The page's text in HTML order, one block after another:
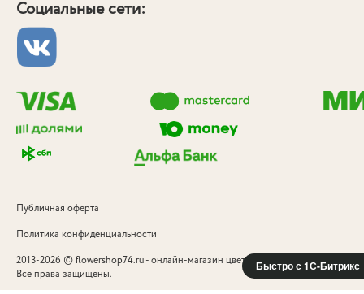
Социальные сети:
Публичная оферта
Политика конфиденциальности
2013-2026 © flowershop74.ru - онлайн-магазин цветов и подарков в
Все права защищены.
Быстро с 1С-Битрикс